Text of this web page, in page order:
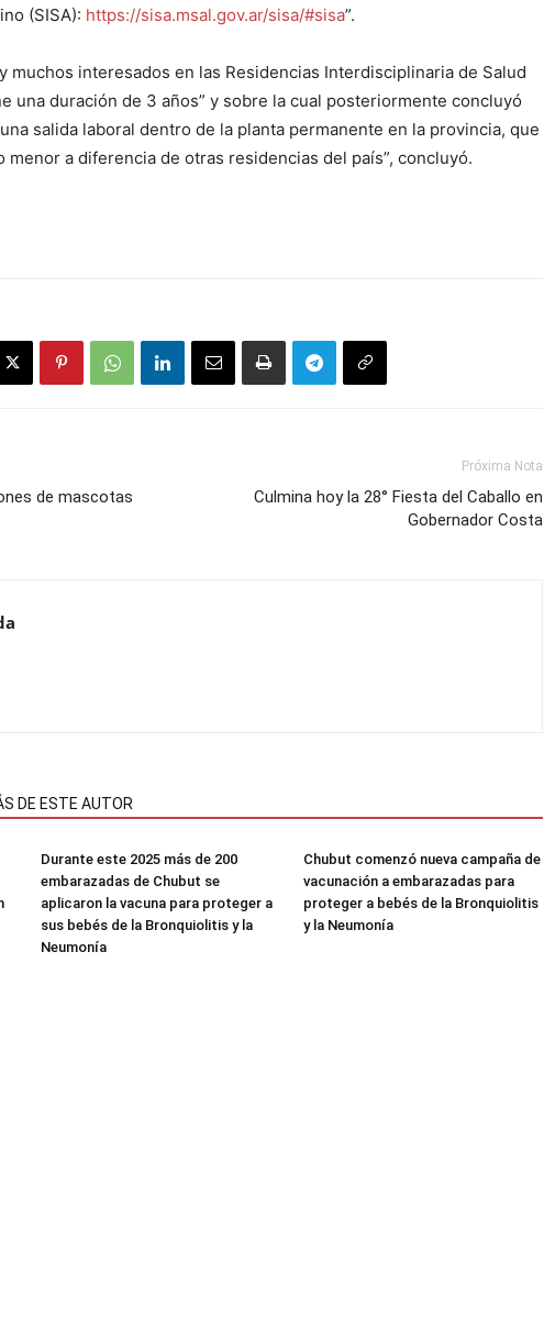
(SISA): https://sisa.msal.gov.ar/sisa/#sisa”.
muchos interesados en las Residencias Interdisciplinaria de Salud
una duración de 3 años” y sobre la cual posteriormente concluyó
salida laboral dentro de la planta permanente en la provincia, que
menor a diferencia de otras residencias del país”, concluyó.
de mascotas
Próxima Nota
Culmina hoy la 28° Fiesta del Caballo en
Gobernador Costa
DE ESTE AUTOR
Durante este 2025 más de 200
embarazadas de Chubut se
aplicaron la vacuna para proteger a
sus bebés de la Bronquiolitis y la
Neumonía
Chubut comenzó nueva campaña de
vacunación a embarazadas para
proteger a bebés de la Bronquiolitis
y la Neumonía